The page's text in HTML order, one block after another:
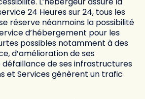
24 Heures sur 24, tous les
réserve néanmoins la possibilité
d’hébergement pour les
possibles notamment à des
d’amélioration de ses
de ses infrastructures
et Services génèrent un trafic